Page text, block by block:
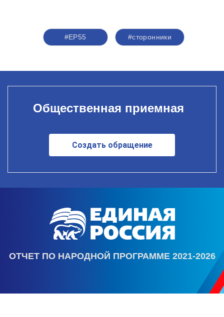
#ЕР55 #сторонники
Общественная приемная
Создать обращение
ОТЧЕТ ПО НАРОДНОЙ ПРОГРАММЕ 2021-2026